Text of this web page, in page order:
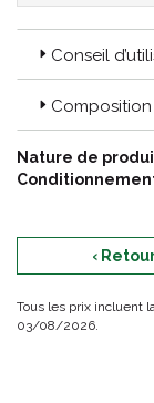
Conseil
Composition
Nature de
‹
Tous les prix incluent
03/08/2026.